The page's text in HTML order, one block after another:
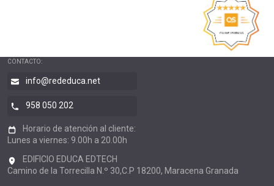
CONTACTO:
info@rededuca.net
958 050 202
Horario de atención al cliente:
Lunes a viernes: 9.00h a 20.00h
EDIFICIO EDUCA EDTECH
Camino de la Torrecilla N.º 30,C.P 18200, Maracena Granada